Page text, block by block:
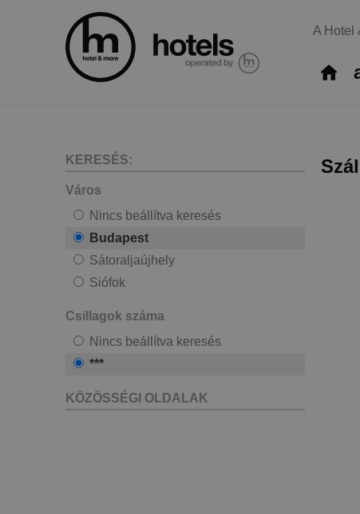
A Hotel
KERESÉS:
Város
Nincs beállítva keresés
Budapest
Sátoraljaújhely
Siófok
Csillagok száma
Nincs beállítva keresés
***
KÖZÖSSÉGI OLDALAK